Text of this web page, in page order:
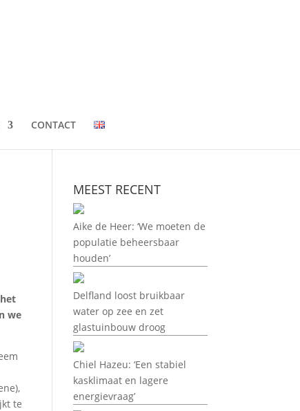
CONTACT
we
te
MEEST RECENT
Aike de Heer: ‘We moeten de
populatie beheersbaar
houden’
Delfland loost bruikbaar
water op zee en zet
glastuinbouw droog
Chiel Hazeu: ‘Een stabiel
kasklimaat en lagere
energievraag’